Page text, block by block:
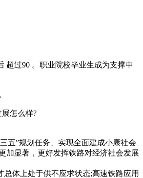
超过90 。职业院校毕业生成为支撑中
怎么样?
五”规划任务、实现全面建成小康社会
加显著，更好发挥铁路对经济社会发展
体上处于供不应求状态;高速铁路应用